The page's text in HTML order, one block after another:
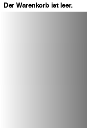
Der Warenkorb ist leer.